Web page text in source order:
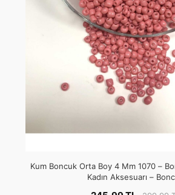
Kum Boncuk Orta Boy 4 Mm 1070 –
Kadın Aksesuarı –